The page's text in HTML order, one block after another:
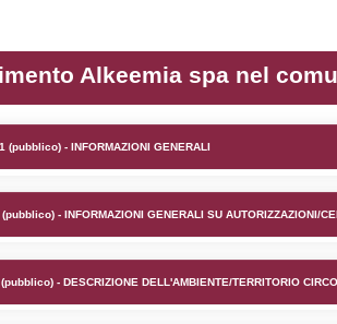
sql: SELECT COUNT(*)
Stabilimento